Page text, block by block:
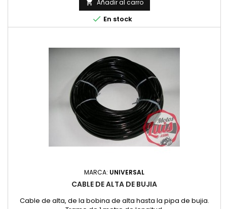
 Añadir al carro
 En stock
MARCA: UNIVERSAL
CABLE DE ALTA DE BUJIA
Cable de alta, de la bobina de alta hasta la pipa de bujia.